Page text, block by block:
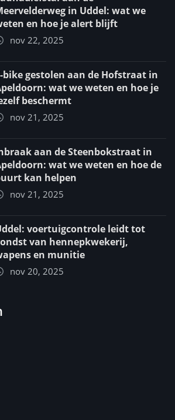
in Uddel: wat we
en hoe je alert blijft
nov 22, 2025
bike gestolen aan de Hofstraat in
wat we weten en hoe je
beschermt
nov 21, 2025
aan de Steenbokstraat in
wat we weten en hoe de
kan helpen
nov 21, 2025
voertuigcontrole leidt tot
van hennepkwekerij,
en munitie
nov 20, 2025